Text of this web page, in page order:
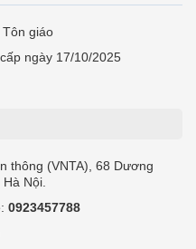
giáo
ngày 17/10/2025
thông (VNTA), 68 Dương
Nội.
0923457788